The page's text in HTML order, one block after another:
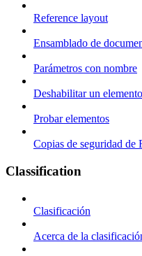
Reference layout
Ensamblado de
Parámetros con nombre
Deshabilitar un elemento
Probar elementos
Copias de seguridad de
Classification
Clasificación
Acerca de la